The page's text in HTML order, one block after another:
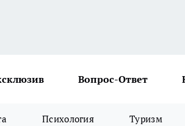
Вопрос-Ответ
Психология Туризм